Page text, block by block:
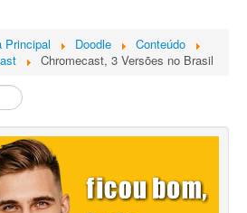
Principal Doodle
Conteúdo
Chromecast, 3 Versões no Brasil